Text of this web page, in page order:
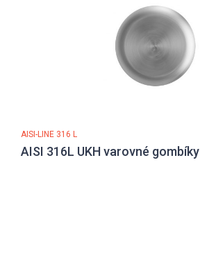
AISI-LINE 316 L
AISI 316L UKH varovné gombíky